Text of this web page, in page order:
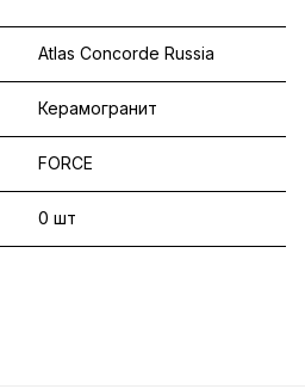
Atlas Concorde Russia
Керамогранит
FORCE
0 шт